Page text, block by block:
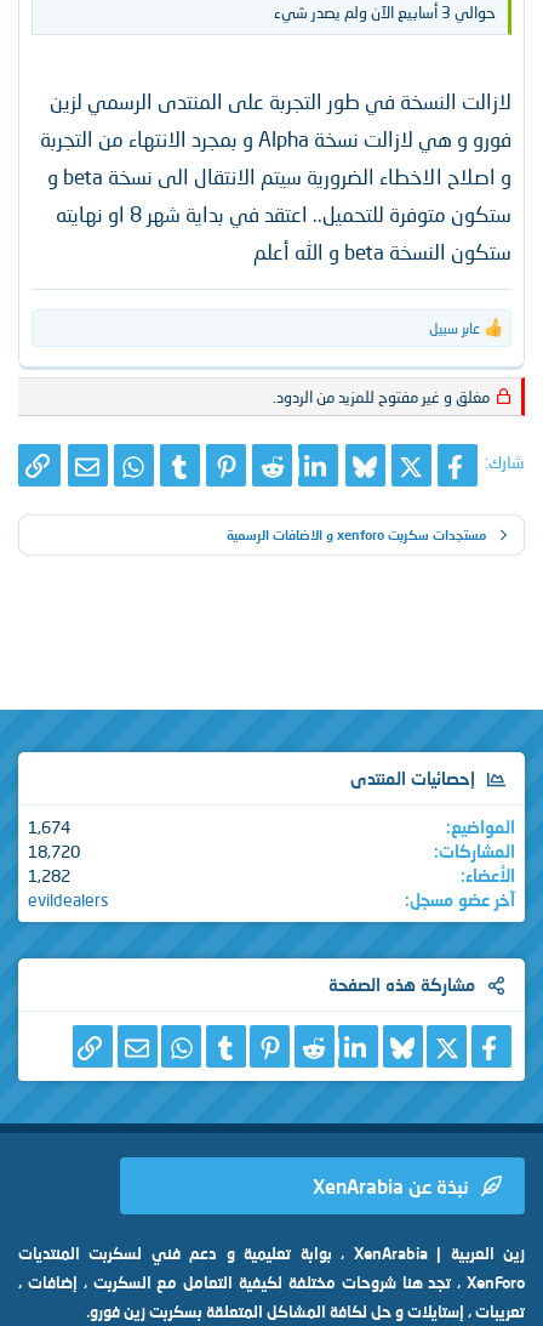
حوالي 3 أسابيع الآن ولم يصدر شيء
لازالت النسخة في طور التجربة على المنتدى الرسمي لزين
فورو و هي لازالت نسخة Alpha و بمجرد الانتهاء من التجربة
و اصلاح الاخطاء الضرورية سيتم الانتقال الى نسخة beta و
ستكون متوفرة للتحميل.. اعتقد في بداية شهر 8 او نهايته
ستكون النسخة beta و الله أعلم
ا
ت
ف
ا
ل
عابر سبيل
مغلق و غير مفتوح للمزيد من الردود.
شارك: فيسبوك
X
Bluesky
LinkedIn
Reddit
Pinterest
Tumblr
WhatsApp
البريد
مستجدات سكربت xenforo و الاضافات الرسمية
إحصائيات المنتدى
المواضيع
1,674
المشاركات
18,720
الأعضاء
1,282
آخر عضو مسجل
evildealers
مشاركة هذه الصفحة
فيسبوكBluesky
LinkedIn
Reddit
Pinterest
Tumblr
WhatsAppالبريد الإلكتروني
نبذة عن XenArabia
زين العربية | XenArabia ، بوابة تعليمية و دعم فني لسكربت المنتديات
XenForo ، تجد هنا شروحات مختلفة لكيفية التعامل مع السكربت ، إضافات ،
تعريبات ، إستايلات و حل لكافة المشاكل المتعلقة بسكربت زين فورو.